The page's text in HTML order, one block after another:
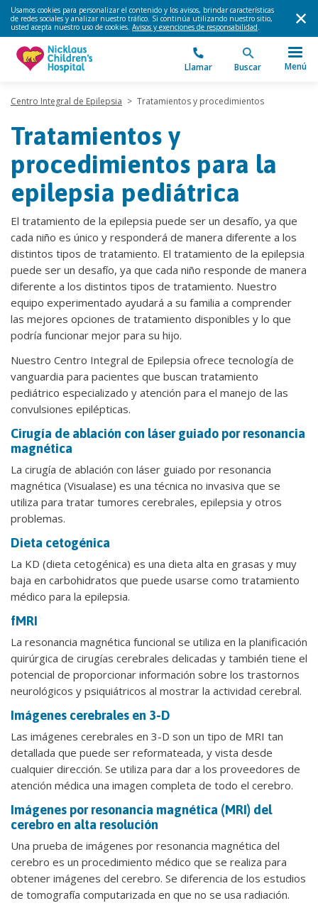
Usamos cookies para personalizar el contenido y los avisos, brindar características
de redes sociales y analizar nuestro tráfico. Si continúa utilizando nuestro sitio,
usted acepta nuestro uso de cookies. Avisos y exenciones de responsabilidad.
Llamar Buscar Menú
Centro Integral de Epilepsia > Tratamientos y procedimientos
Tratamientos y
procedimientos para la
epilepsia pediátrica
El tratamiento de la epilepsia puede ser un desafío, ya que
cada niño es único y responderá de manera diferente a los
distintos tipos de tratamiento. El tratamiento de la epilepsia
puede ser un desafío, ya que cada niño responde de manera
diferente a los distintos tipos de tratamiento. Nuestro
equipo experimentado ayudará a su familia a comprender
las mejores opciones de tratamiento disponibles y lo que
podría funcionar mejor para su hijo.
Nuestro Centro Integral de Epilepsia ofrece tecnología de
vanguardia para pacientes que buscan tratamiento
pediátrico especializado y atención para el manejo de las
convulsiones epilépticas.
Cirugía de ablación con láser guiado por resonancia
magnética
La cirugía de ablación con láser guiado por resonancia
magnética (Visualase) es una técnica no invasiva que se
utiliza para tratar tumores cerebrales, epilepsia y otros
problemas.
Dieta cetogénica
La KD (dieta cetogénica) es una dieta alta en grasas y muy
baja en carbohidratos que puede usarse como tratamiento
médico para la epilepsia.
fMRI
La resonancia magnética funcional se utiliza en la planificación
quirúrgica de cirugías cerebrales delicadas y también tiene el
potencial de proporcionar información sobre los trastornos
neurológicos y psiquiátricos al mostrar la actividad cerebral.
Imágenes cerebrales en 3-D
Las imágenes cerebrales en 3-D son un tipo de MRI tan
detallada que puede ser reformateada, y vista desde
cualquier dirección. Se utiliza para dar a los proveedores de
atención médica una imagen completa de todo el cerebro.
Imágenes por resonancia magnética (MRI) del
cerebro en alta resolución
Una prueba de imágenes por resonancia magnética del
cerebro es un procedimiento médico que se realiza para
obtener imágenes del cerebro. Se diferencia de los estudios
de tomografía computarizada en que no se usa radiación.